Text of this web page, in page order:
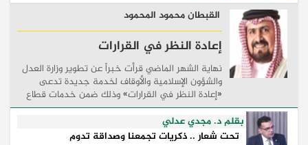
القبطان محمود المحمود
إعادة النظر في القرارات
نهاية الشهر الماضي قرأت خبراً عن تطوير وزارة العدل
والشؤون الإسلامية والأوقاف لخدمة جديدة تدعى
«إعادة النظر في القرارات» وذلك ضمن خدمات قطاع
القاصرين بحيث تتيح للخاضعين للولاية والقائمين على
...
بقلم د. مجدي عدلي
تحت شعار .. ذكريات تجمعنا وصداقة تدوم